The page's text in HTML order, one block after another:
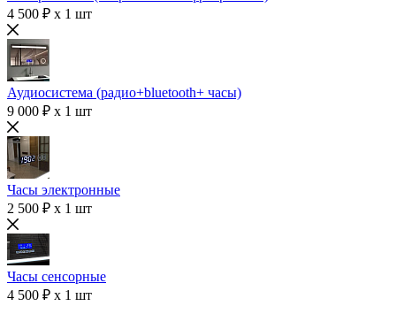
4 500 ₽ x 1 шт
Аудиосистема (радио+bluetooth+ часы)
9 000 ₽ x 1 шт
Часы электронные
2 500 ₽ x 1 шт
Часы сенсорные
4 500 ₽ x 1 шт